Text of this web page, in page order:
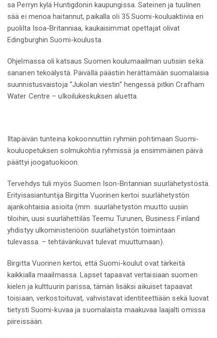
sa Perryn kylä Huntigdonin kaupungissa. Sateinen ja tuulinen
sää ei menoa haitannut, paikalla oli 35 Suomi-kouluaktiivia eri
puolilta Isoa-Britanniaa, kaukaisimmat opettajat olivat
Edingburghin Suomi-koulusta.
Ohjelmassa oli katsaus Suomen koulumaailman uutisiin sekä
sananen tekoälystä. Päivällä päästiin herättämään suomalaisia
suunnistusvaistoja “Jukolan viestin” hengessä pitkin Crafham
Water Centre – ulkoilukeskuksen aluetta.
Iltapäivän tunteina kokoonnuttiin ryhmiin pohtimaan Suomi-
kouluopetuksen solmukohtia ryhmissä ja ensimmäinen päivä
päättyi joogatuokioon.
Tervehdys tuli myös Suomen Ison-Britannian suurlähetystöstä.
Erityisasiantuntija Birgitta Vuorinen kertoi suurlähetystön
ajankohtaisia asioita (mm. suurlähetystön muutto uusiin
tiloihin, uusi suurlähettiläs Teemu Turunen, Business Finland
yhdistyy ulkoministeriöön suurlähetystön toimintaan
tulevassa. – tehtävänkuvat tulevat muuttumaan).
Birgitta Vuorinen kertoi, että Suomi-koulut ovat tärkeitä
kaikkialla maailmassa. Lapset tapaavat vertaisiaan suomen
kielen ja kulttuurin parissa, tämän lisäksi aikuiset tapaavat
toisiaan, verkostoituvat, vahvistavat identiteettiään sekä luovat
tietysti Suomi-kuvaa ja suomalaista maakuvaa laajalti omissa
piireissään.